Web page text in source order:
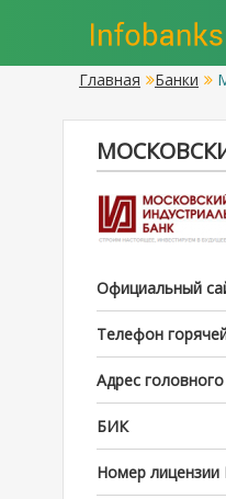
Главная Банки
Официальный
Телефон
Адрес
БИК
Номер